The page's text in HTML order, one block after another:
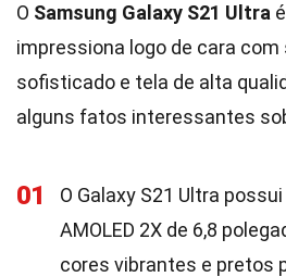
O Samsung Galaxy S21 Ultra
impressiona logo de cara com
sofisticado e tela de alta
alguns fatos interessantes
01
O Galaxy S21 Ultra
AMOLED 2X de 6,8
cores vibrantes e pretos